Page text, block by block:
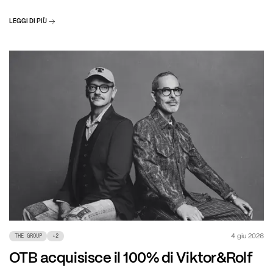
LEGGI DI PIÙ
THE GROUP +2 4 giu 2026
OTB acquisisce il 100% di Viktor&Rolf